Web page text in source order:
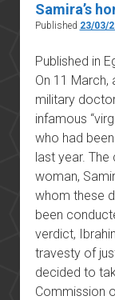
Samira’s
Published 23/03/
Published in
On 11
military
infamous
who had
last year.
woman,
whom these
been
verdict,
travesty of
decided to
Commission